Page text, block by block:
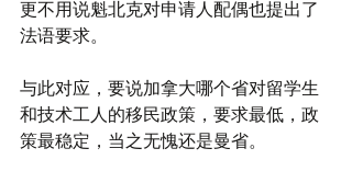
更不用说魁北克对申请人配偶也提出了
法语要求。
与此对应，要说加拿大哪个省对留学生
和技术工人的移民政策，要求最低，政
策最稳定，当之无愧还是曼省。